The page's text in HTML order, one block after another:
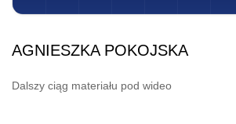
AGNIESZKA POKOJSKA
Dalszy ciąg materiału pod wideo